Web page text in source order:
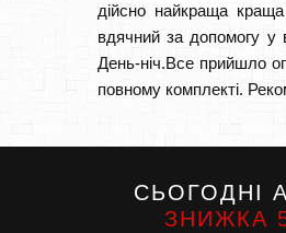
дійсно найкраща
вдячний за допомогу у
День-ніч.Все прийшло
повному комплекті.
СЬОГОДНІ
ЗНИЖКА